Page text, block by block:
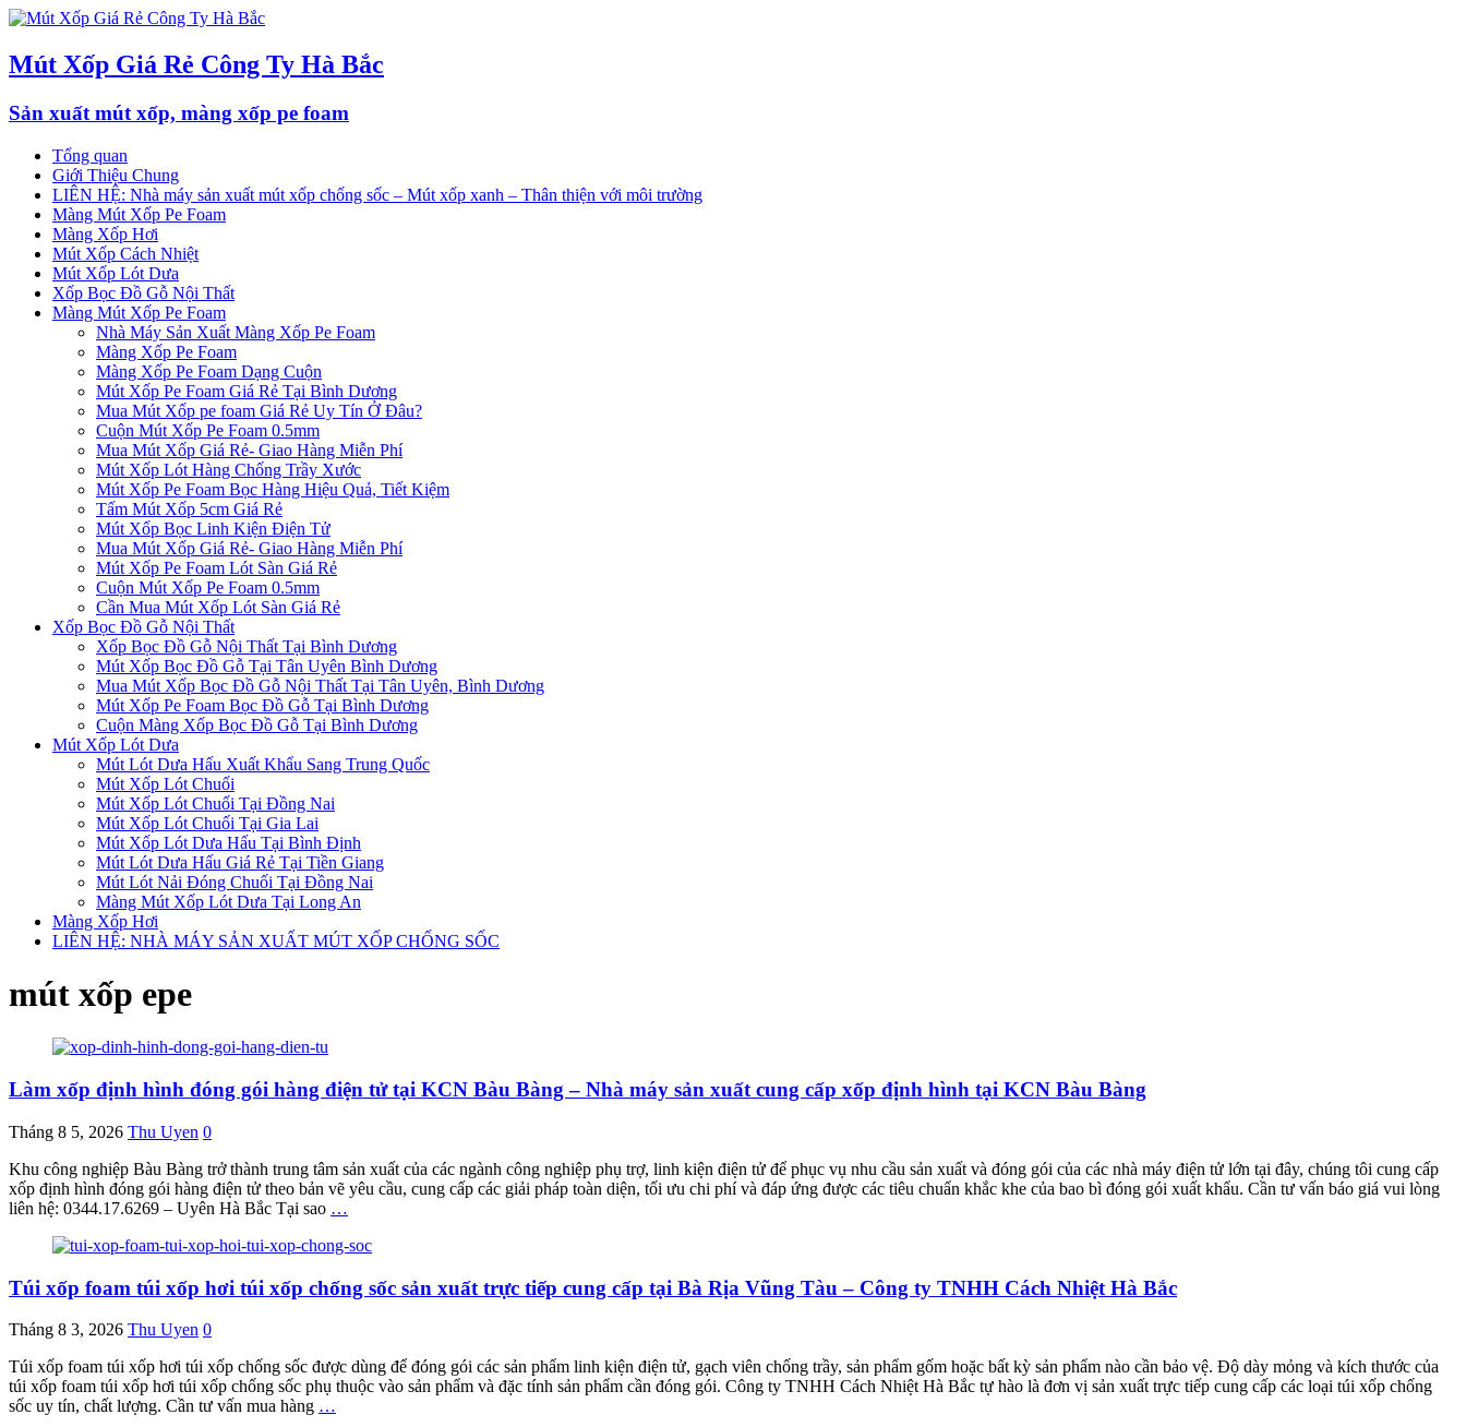
Mút Xốp Giá Rẻ Công Ty Hà Bắc
Sản xuất mút xốp, màng xốp pe foam
Tổng quan
Giới Thiệu Chung
LIÊN HỆ: Nhà máy sản xuất mút xốp chống sốc – Mút xốp xanh – Thân thiện với môi trường
Màng Mút Xốp Pe Foam
Màng Xốp Hơi
Mút Xốp Cách Nhiệt
Mút Xốp Lót Dưa
Xốp Bọc Đồ Gỗ Nội Thất
Màng Mút Xốp Pe Foam
Nhà Máy Sản Xuất Màng Xốp Pe Foam
Màng Xốp Pe Foam
Màng Xốp Pe Foam Dạng Cuộn
Mút Xốp Pe Foam Giá Rẻ Tại Bình Dương
Mua Mút Xốp pe foam Giá Rẻ Uy Tín Ở Đâu?
Cuộn Mút Xốp Pe Foam 0.5mm
Mua Mút Xốp Giá Rẻ- Giao Hàng Miễn Phí
Mút Xốp Lót Hàng Chống Trầy Xước
Mút Xốp Pe Foam Bọc Hàng Hiệu Quả, Tiết Kiệm
Tấm Mút Xốp 5cm Giá Rẻ
Mút Xốp Bọc Linh Kiện Điện Tử
Mua Mút Xốp Giá Rẻ- Giao Hàng Miễn Phí
Mút Xốp Pe Foam Lót Sàn Giá Rẻ
Cuộn Mút Xốp Pe Foam 0.5mm
Cần Mua Mút Xốp Lót Sàn Giá Rẻ
Xốp Bọc Đồ Gỗ Nội Thất
Xốp Bọc Đồ Gỗ Nội Thất Tại Bình Dương
Mút Xốp Bọc Đồ Gỗ Tại Tân Uyên Bình Dương
Mua Mút Xốp Bọc Đồ Gỗ Nội Thất Tại Tân Uyên, Bình Dương
Mút Xốp Pe Foam Bọc Đồ Gỗ Tại Bình Dương
Cuộn Màng Xốp Bọc Đồ Gỗ Tại Bình Dương
Mút Xốp Lót Dưa
Mút Lót Dưa Hấu Xuất Khẩu Sang Trung Quốc
Mút Xốp Lót Chuối
Mút Xốp Lót Chuối Tại Đồng Nai
Mút Xốp Lót Chuối Tại Gia Lai
Mút Xốp Lót Dưa Hấu Tại Bình Định
Mút Lót Dưa Hấu Giá Rẻ Tại Tiền Giang
Mút Lót Nải Đóng Chuối Tại Đồng Nai
Màng Mút Xốp Lót Dưa Tại Long An
Màng Xốp Hơi
LIÊN HỆ: NHÀ MÁY SẢN XUẤT MÚT XỐP CHỐNG SỐC
mút xốp epe
Làm xốp định hình đóng gói hàng điện tử tại KCN Bàu Bàng – Nhà máy sản xuất cung cấp xốp định hình tại KCN Bàu Bàng
Tháng 8 5, 2026 Thu Uyen 0
Khu công nghiệp Bàu Bàng trở thành trung tâm sản xuất của các ngành công nghiệp phụ trợ, linh kiện điện tử để phục vụ nhu cầu sản xuất và đóng gói của các nhà máy điện tử lớn tại đây, chúng tôi cung cấp
xốp định hình đóng gói hàng điện tử theo bản vẽ yêu cầu, cung cấp các giải pháp toàn diện, tối ưu chi phí và đáp ứng được các tiêu chuẩn khắc khe của bao bì đóng gói xuất khẩu. Cần tư vấn báo giá vui lòng
liên hệ: 0344.17.6269 – Uyên Hà Bắc Tại sao …
Túi xốp foam túi xốp hơi túi xốp chống sốc sản xuất trực tiếp cung cấp tại Bà Rịa Vũng Tàu – Công ty TNHH Cách Nhiệt Hà Bắc
Tháng 8 3, 2026 Thu Uyen 0
Túi xốp foam túi xốp hơi túi xốp chống sốc được dùng để đóng gói các sản phẩm linh kiện điện tử, gạch viên chống trầy, sản phẩm gốm hoặc bất kỳ sản phẩm nào cần bảo vệ. Độ dày mỏng và kích thước của
túi xốp foam túi xốp hơi túi xốp chống sốc phụ thuộc vào sản phẩm và đặc tính sản phẩm cần đóng gói. Công ty TNHH Cách Nhiệt Hà Bắc tự hào là đơn vị sản xuất trực tiếp cung cấp các loại túi xốp chống
sốc uy tín, chất lượng. Cần tư vấn mua hàng …